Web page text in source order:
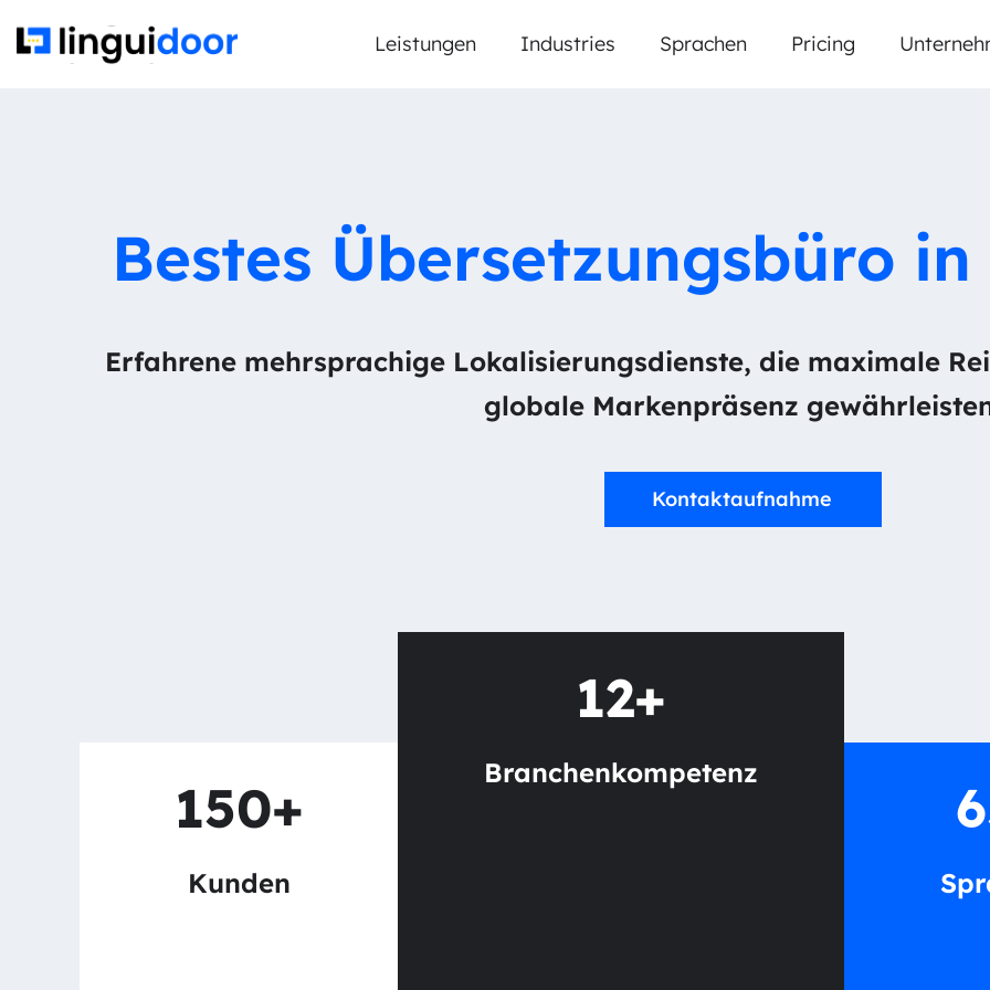
Leistungen Industries Sprachen Pricing
Bestes Übersetzungsbüro
Erfahrene mehrsprachige Lokalisierungsdienste, die maximale
globale Markenpräsenz
Kontaktaufnahme
150+
Kunden
12+
Branchenkompetenz